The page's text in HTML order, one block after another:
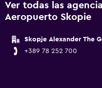
Ver todas las
Aeropuerto Skopie
Skopje Alexander The
+389 78 252 700